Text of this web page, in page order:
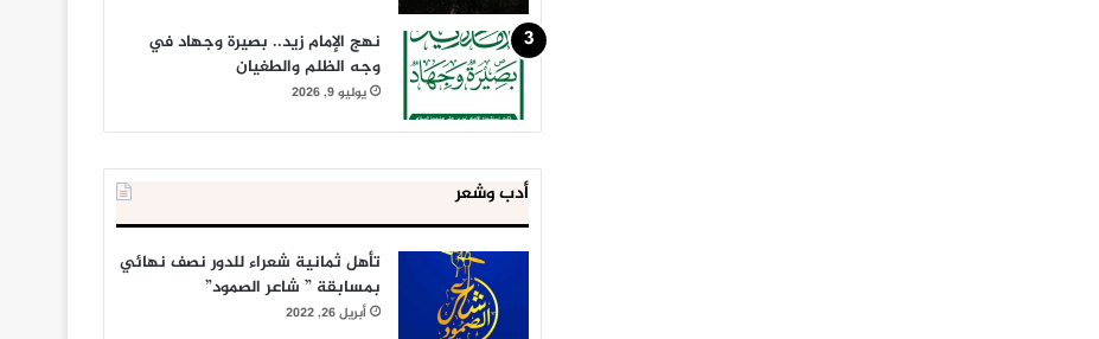
نهج الإمام زيد.. بصيرة وجهاد في
وجه الظلم والطغيان
يوليو 9, 2026
أدب وشعر
تأهل ثمانية شعراء للدور نصف نهائي
بمسابقة ” شاعر الصمود”
أبريل 26, 2022